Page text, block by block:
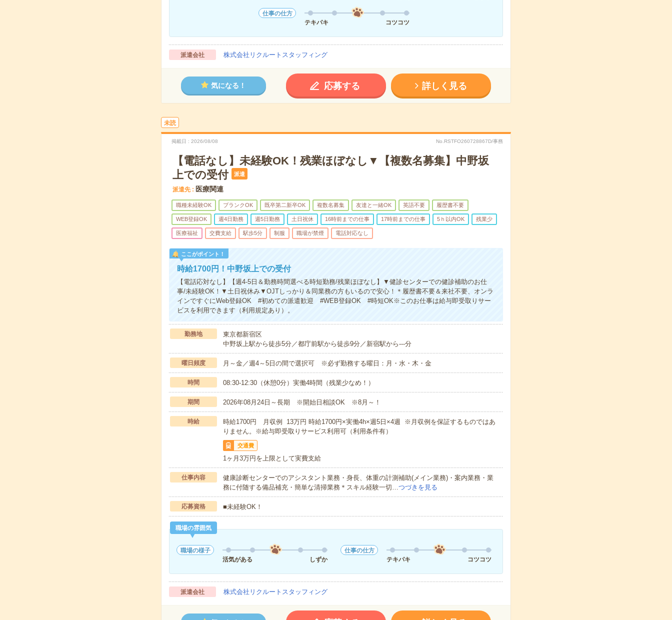
仕事の仕方
テキパキ
コツコツ
派遣会社 株式会社リクルートスタッフィング
気になる！ 応募する 詳しく見る
未読
掲載日 2026/08/08 No.RSTFO260728867D/事務
【電話なし】未経験OK！残業ほぼなし▼【複数名募集】中野坂
上での受付
派遣
派遣先 医療関連
職種未経験OK ブランクOK 既卒第二新卒OK 複数名募集 友達と一緒OK 英語不要 履歴書不要
WEB登録OK 週4日勤務 週5日勤務 土日祝休 16時前までの仕事 17時前までの仕事 5ｈ以内OK 残業少
医療福祉 交費支給 駅歩5分 制服 職場が禁煙 電話対応なし
ここがポイント！
時給1700円！中野坂上での受付
【電話応対なし】【週4-5日＆勤務時間選べる時短勤務/残業ほぼなし】▼健診センターでの健診補助のお仕
事/未経験OK！▼土日祝休み▼OJTしっかり＆同業務の方もいるので安心！＊履歴書不要＆来社不要、オンラ
インですぐにWeb登録OK #初めての派遣歓迎 #WEB登録OK #時短OK※このお仕事は給与即受取りサー
ビスを利用できます（利用規定あり）。
勤務地
東京都新宿区
中野坂上駅から徒歩5分／都庁前駅から徒歩9分／新宿駅から---分
曜日頻度 月～金／週4～5日の間で選択可 ※必ず勤務する曜日：月・水・木・金
時間 08:30-12:30（休憩0分）実働4時間（残業少なめ！）
期間 2026年08月24日～長期 ※開始日相談OK ※8月～！
時給
時給1700円 月収例 13万円 時給1700円×実働4h×週5日×4週 ※月収例を保証するものではあ
りません。※給与即受取りサービス利用可（利用条件有）
交通費
1ヶ月3万円を上限として実費支給
仕事内容
健康診断センターでのアシスタント業務・身長、体重の計測補助(メイン業務)・案内業務・業
務に付随する備品補充・簡単な清掃業務＊スキル経験一切…つづきを見る
応募資格 ■未経験OK！
職場の雰囲気
職場の様子
活気がある
しずか
仕事の仕方
テキパキ
コツコツ
派遣会社 株式会社リクルートスタッフィング